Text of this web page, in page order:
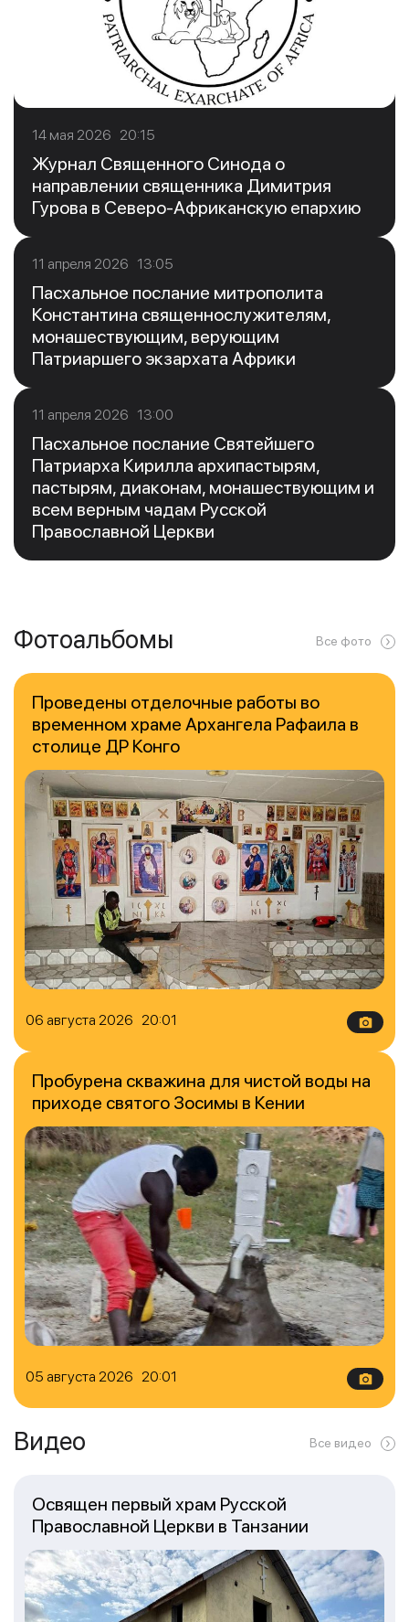
14 мая 2026 20:15
Журнал Священного Синода о
направлении священника Димитрия
Гурова в Северо-Африканскую епархию
11 апреля 2026 13:05
Пасхальное послание митрополита
Константина священнослужителям,
монашествующим, верующим
Патриаршего экзархата Африки
11 апреля 2026 13:00
Пасхальное послание Святейшего
Патриарха Кирилла архипастырям,
пастырям, диаконам, монашествующим и
всем верным чадам Русской
Православной Церкви
Фотоальбомы Все фото
06 августа 2026 20:01
Проведены отделочные работы во
временном храме Архангела Рафаила в
столице ДР Конго
05 августа 2026 20:01
Пробурена скважина для чистой воды на
приходе святого Зосимы в Кении
Видео Все видео
Освящен первый храм Русской
Православной Церкви в Танзании